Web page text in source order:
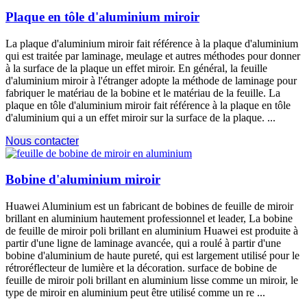
Plaque en tôle d'aluminium miroir
La plaque d'aluminium miroir fait référence à la plaque d'aluminium
qui est traitée par laminage, meulage et autres méthodes pour donner
à la surface de la plaque un effet miroir. En général, la feuille
d'aluminium miroir à l'étranger adopte la méthode de laminage pour
fabriquer le matériau de la bobine et le matériau de la feuille. La
plaque en tôle d'aluminium miroir fait référence à la plaque en tôle
d'aluminium qui a un effet miroir sur la surface de la plaque. ...
Nous contacter
Bobine d'aluminium miroir
Huawei Aluminium est un fabricant de bobines de feuille de miroir
brillant en aluminium hautement professionnel et leader, La bobine
de feuille de miroir poli brillant en aluminium Huawei est produite à
partir d'une ligne de laminage avancée, qui a roulé à partir d'une
bobine d'aluminium de haute pureté, qui est largement utilisé pour le
rétroréflecteur de lumière et la décoration. surface de bobine de
feuille de miroir poli brillant en aluminium lisse comme un miroir, le
type de miroir en aluminium peut être utilisé comme un re ...